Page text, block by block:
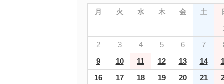
月 火 水 木 金 土
2
3 4 5 6 7
9
10 11 12 13 14
16
17 18 19 20 21